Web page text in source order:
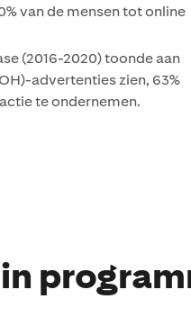
van de mensen tot online
(2016-2020) toonde aan
advertenties zien, 63%
te ondernemen.